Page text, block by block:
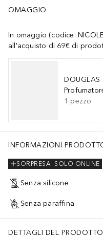
OMAGGIO
In omaggio (codice:
all'acquisto di 69€ di
DOUGLAS
1 pezzo
INFORMAZIONI
SOLO ONLINE
SORPRESA
Senza silicone
Senza paraffina
DETTAGLI DEL PRODOTTO